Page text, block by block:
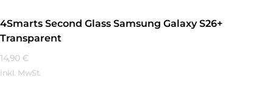
4Smarts Second Glass Samsung Galaxy S26+
Transparent
14,90 €
inkl. MwSt.